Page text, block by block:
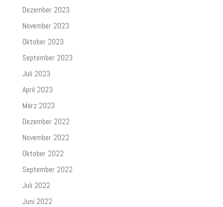
Dezember 2023
November 2023
Oktober 2023
September 2023
Juli 2023
April 2023
März 2023
Dezember 2022
November 2022
Oktober 2022
September 2022
Juli 2022
Juni 2022